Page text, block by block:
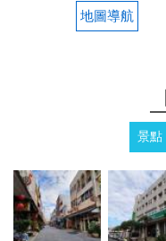
地圖導航
景點